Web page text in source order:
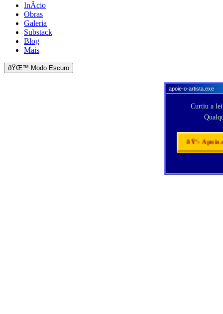
InÃ­cio
Obras
Galeria
Substack
Blog
Mais
ðŸŒ™ Modo Escuro
apoie-o-artista.exe
Curtiu a
ðŸ’›